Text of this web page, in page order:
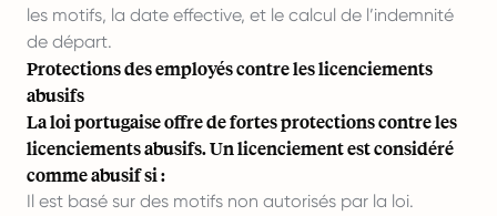
les motifs, la date effective, et le calcul de l’indemnité
de départ.
Protections des employés contre les licenciements
abusifs
La loi portugaise offre de fortes protections contre les
licenciements abusifs. Un licenciement est considéré
comme abusif si :
Il est basé sur des motifs non autorisés par la loi.